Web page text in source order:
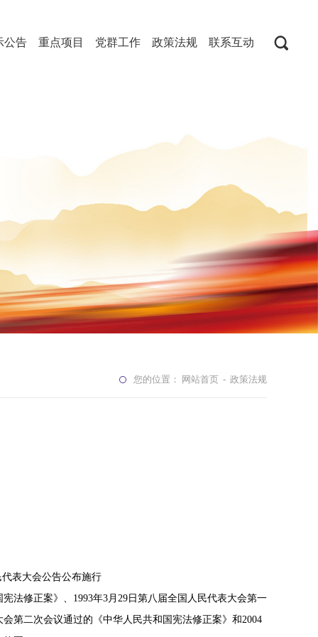
公告 重点项目 党群工作 政策法规 联系互动
您的位置： 网站首页 - 政策法规
表大会公告公布施行
修正案》、1993年3月29日第八届全国人民代表大会第一
第二次会议通过的《中华人民共和国宪法修正案》和2004